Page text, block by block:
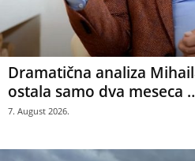
Dramatična analiza
ostala samo dva meseca
7. August 2026.